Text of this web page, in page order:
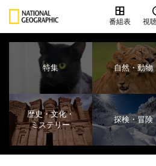
番組表 視
特集 自然・動物
歴史・文化・
ミステリー
探検・冒険